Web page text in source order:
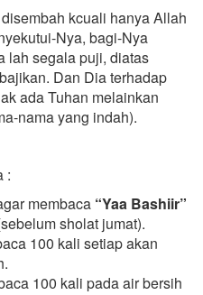
kcuali hanya Allah
Nya, bagi-Nya
lah segala puji, diatas
Dan Dia terhadap
ada Tuhan melainkan
nama yang indah).
:
membaca “Yaa Bashiir”
sholat jumat).
100 kali setiap akan
100 kali pada air bersih